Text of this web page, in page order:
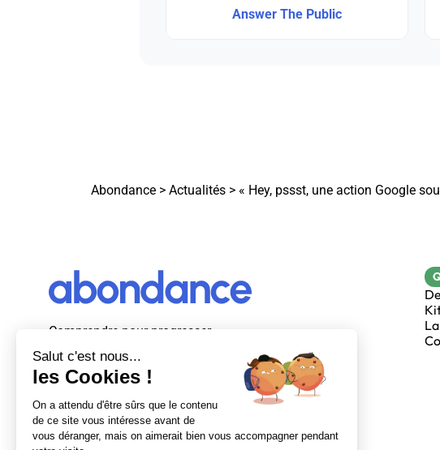
Answer The Public
Abondance > Actualités > « Hey, pssst, une action Google
Comprendre pour progresser
Abondance, le premier média d’actualité
autour du SEO et des moteurs de recherche
en France.